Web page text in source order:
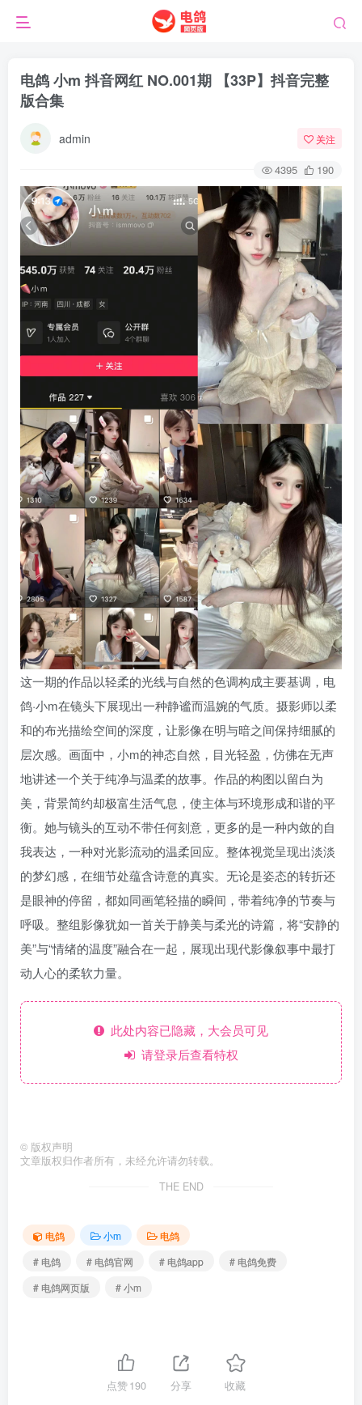
电鸽 小m 抖音网红 NO.001期 【33P】抖音完整
版合集
admin 关注
4395 190
这一期的作品以轻柔的光线与自然的色调构成主要基调，电
鸽·小m在镜头下展现出一种静谧而温婉的气质。摄影师以柔
和的布光描绘空间的深度，让影像在明与暗之间保持细腻的
层次感。画面中，小m的神态自然，目光轻盈，仿佛在无声
地讲述一个关于纯净与温柔的故事。作品的构图以留白为
美，背景简约却极富生活气息，使主体与环境形成和谐的平
衡。她与镜头的互动不带任何刻意，更多的是一种内敛的自
我表达，一种对光影流动的温柔回应。整体视觉呈现出淡淡
的梦幻感，在细节处蕴含诗意的真实。无论是姿态的转折还
是眼神的停留，都如同画笔轻描的瞬间，带着纯净的节奏与
呼吸。整组影像犹如一首关于静美与柔光的诗篇，将“安静的
美”与“情绪的温度”融合在一起，展现出现代影像叙事中最打
动人心的柔软力量。
此处内容已隐藏，大会员可见
请登录后查看特权
© 版权声明
文章版权归作者所有，未经允许请勿转载。
THE END
电鸽 小m
电鸽
# 电鸽
# 电鸽官网 # 电鸽app
# 电鸽免费
# 电鸽网页版
# 小m
点赞190 分享 收藏